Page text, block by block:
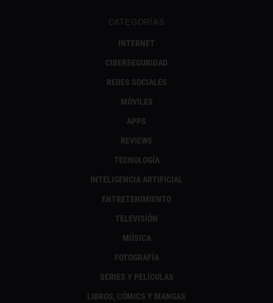
CATEGORÍAS
INTERNET
CIBERSEGURIDAD
REDES SOCIALES
MÓVILES
APPS
REVIEWS
TECNOLOGÍA
INTELIGENCIA ARTIFICIAL
ENTRETENIMIENTO
TELEVISIÓN
MÚSICA
FOTOGRAFÍA
SERIES Y PELÍCULAS
LIBROS, CÓMICS Y MANGAS